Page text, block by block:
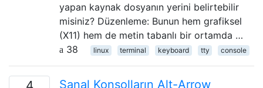
yapan kaynak dosyanın yerini belirtebilir
misiniz? Düzenleme: Bunun hem grafiksel
(X11) hem de metin tabanlı bir ortamda …
38
linux terminal keyboard tty console
Sanal Konsolların Alt-Arrow